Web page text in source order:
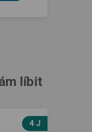
líbit
4 J